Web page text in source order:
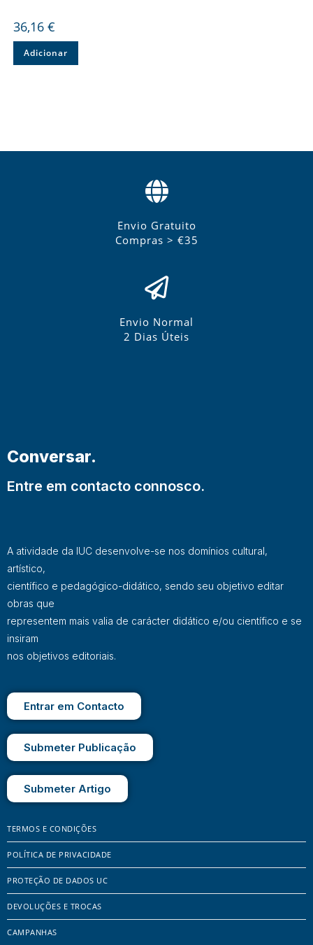
36,16 €
Adicionar
Envio Gratuito
Compras > €35
Envio Normal
2 Dias Úteis
Conversar.
Entre em contacto connosco.
A atividade da IUC desenvolve-se nos domínios cultural,
artístico,
científico e pedagógico-didático, sendo seu objetivo editar
obras que
representem mais valia de carácter didático e/ou científico e se
insiram
nos objetivos editoriais.
Entrar em Contacto
Submeter Publicação
Submeter Artigo
TERMOS E CONDIÇÕES
POLÍTICA DE PRIVACIDADE
PROTEÇÃO DE DADOS UC
DEVOLUÇÕES E TROCAS
CAMPANHAS